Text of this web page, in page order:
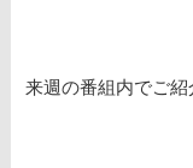
来週の番組内でご